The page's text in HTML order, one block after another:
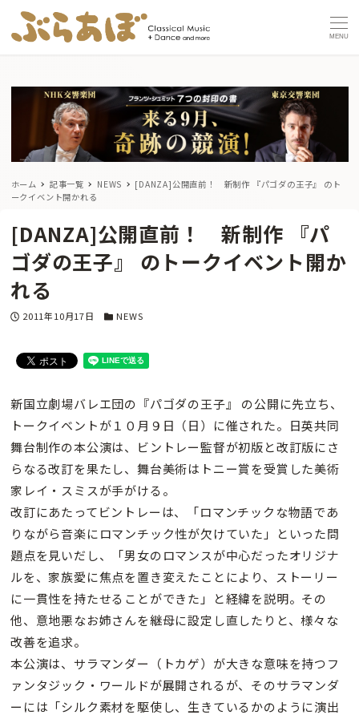
MENU
ホーム 記事一覧 NEWS
[DANZA]公開直前！ 新制作 『パゴダの王子』 のト
ークイベント開かれる
[DANZA]公開直前！ 新制作 『パ
ゴダの王子』 のトークイベント開か
れる
投稿日
2011年10月17日 カテゴリー
NEWS
新国立劇場バレエ団の『パゴダの王子』 の公開に先立ち、
トークイベントが１０月９日（日）に催された。日英共同
舞台制作の本公演は、ビントレー監督が初版と改訂版にさ
らなる改訂を果たし、舞台美術はトニー賞を受賞した美術
家レイ・スミスが手がける。
改訂にあたってビントレーは、「ロマンチックな物語であ
りながら音楽にロマンチック性が欠けていた」といった問
題点を見いだし、「男女のロマンスが中心だったオリジナ
ルを、家族愛に焦点を置き変えたことにより、ストーリー
に一貫性を持たせることができた」と経緯を説明。その
他、意地悪なお姉さんを継母に設定し直したりと、様々な
改善を追求。
本公演は、サラマンダー（トカゲ）が大きな意味を持つフ
ァンタジック・ワールドが展開されるが、そのサラマンダ
ーには「シルク素材を駆使し、生きているかのように演出